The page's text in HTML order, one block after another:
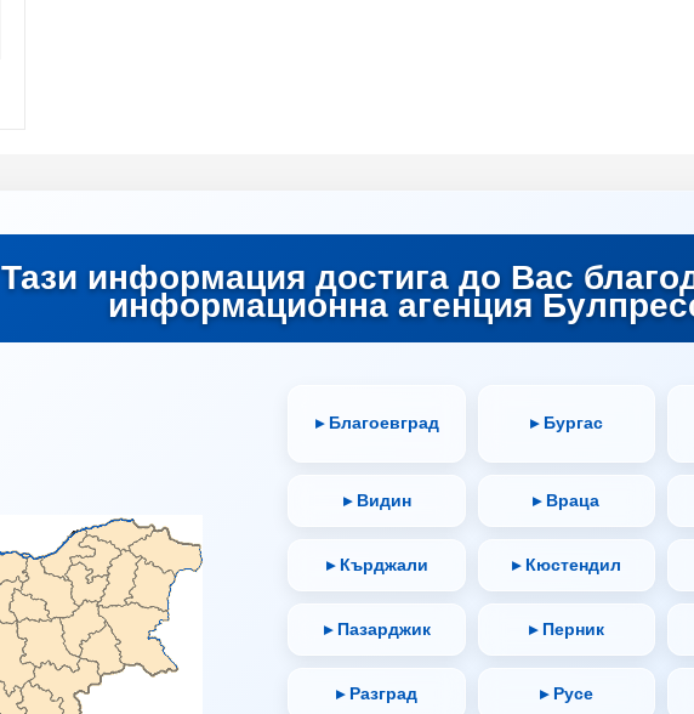
Тази информация достига до Вас
информационна агенция
▸ Благоевград ▸ Бургас
▸ Видин ▸ Враца
▸ Кърджали ▸ Кюстендил
▸ Пазарджик ▸ Перник
▸ Разград ▸ Русе